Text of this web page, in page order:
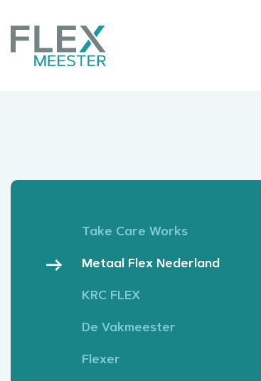
Take Care Works
Metaal Flex Nederland
KRC FLEX
De Vakmeester
Flexer